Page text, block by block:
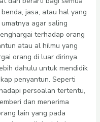
jasa, atau hal yang
agar saling
terhadap orang
atau al hilmu yang
orang di luar dirinya.
dahulu untuk mendidik
penyantun. Seperti
persoalan tertentu,
dan menerima
lain yang pada